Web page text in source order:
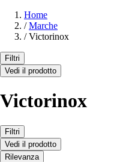
Home
/ Marche
/ Victorinox
Filtri
Vedi il prodotto
Victorinox
Filtri
Vedi il prodotto
Rilevanza